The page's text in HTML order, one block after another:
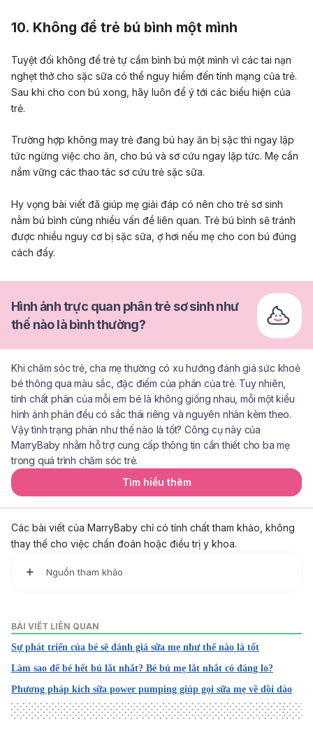
10. Không để trẻ bú bình một mình
Tuyệt đối không để trẻ tự cầm bình bú một mình vì các tai nạn
nghẹt thở cho sặc sữa có thể nguy hiểm đến tính mạng của trẻ.
Sau khi cho con bú xong, hãy luôn để ý tới các biểu hiện của
trẻ.
Trường hợp không may trẻ đang bú hay ăn bị sặc thì ngay lập
tức ngừng việc cho ăn, cho bú và sơ cứu ngay lập tức. Mẹ cần
nắm vững các thao tác sơ cứu trẻ sặc sữa.
Hy vọng bài viết đã giúp mẹ giải đáp có nên cho trẻ sơ sinh
nằm bú bình cùng nhiều vấn đề liên quan. Trẻ bú bình sẽ tránh
được nhiều nguy cơ bị sặc sữa, ợ hơi nếu mẹ cho con bú đúng
cách đấy.
Hình ảnh trực quan phân trẻ sơ sinh như
thế nào là bình thường?
Khi chăm sóc trẻ, cha mẹ thường có xu hướng đánh giá sức khoẻ
bé thông qua màu sắc, đặc điểm của phân của trẻ. Tuy nhiên,
tính chất phân của mỗi em bé là không giống nhau, mỗi một kiểu
hình ảnh phân đều có sắc thái riêng và nguyên nhân kèm theo.
Vậy tình trạng phân như thế nào là tốt? Công cụ này của
MarryBaby nhằm hỗ trợ cung cấp thông tin cần thiết cho ba mẹ
trong quá trình chăm sóc trẻ.
Tìm hiểu thêm
Các bài viết của MarryBaby chỉ có tính chất tham khảo, không
thay thế cho việc chẩn đoán hoặc điều trị y khoa.
Nguồn tham khảo
https://www.nhs.uk/conditions/baby/breastfeeding-and-
bottle-feeding/bottle-feeding/advice/
Ngày truy cập: 16/02/2023
2. Bottle-feeding babies: giving the bottle
https://raisingchildren.net.au/newborns/breastfeeding-
bottle-feeding/bottle-feeding/giving-the-bottle
BÀI VIẾT LIÊN QUAN
Sự phát triển của bé sẽ đánh giá sữa mẹ như thế nào là tốt
Làm sao để bé hết bú lắt nhắt? Bé bú mẹ lắt nhắt có đáng lo?
Phương pháp kích sữa power pumping giúp gọi sữa mẹ về dồi dào